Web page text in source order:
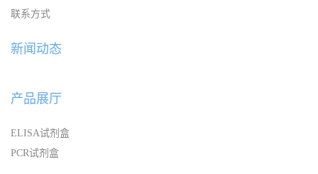
联系方式
新闻动态
产品展厅
ELISA试剂盒
PCR试剂盒